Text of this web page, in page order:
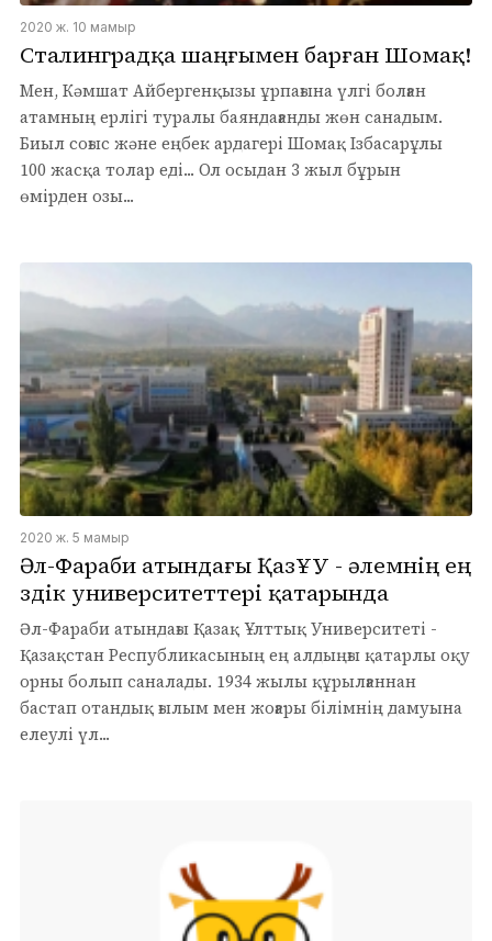
2020 ж. 10 мамыр
Сталинградқа шаңғымен барған Шомақ!
Мен, Кәмшат Айбергенқызы ұрпағына үлгі болған
атамның ерлігі туралы баяндағанды жөн санадым.
Биыл соғыс және еңбек ардагері Шомақ Ізбасарұлы
100 жасқа толар еді... Ол осыдан 3 жыл бұрын
өмірден озы...
2020 ж. 5 мамыр
Әл-Фараби атындағы ҚазҰУ - әлемнің ең
үздік университеттері қатарында
Әл-Фараби атындағы Қазақ Ұлттық Университеті -
Қазақстан Республикасының ең алдыңғы қатарлы оқу
орны болып саналады. 1934 жылы құрылғаннан
бастап отандық ғылым мен жоғары білімнің дамуына
елеулі үл...